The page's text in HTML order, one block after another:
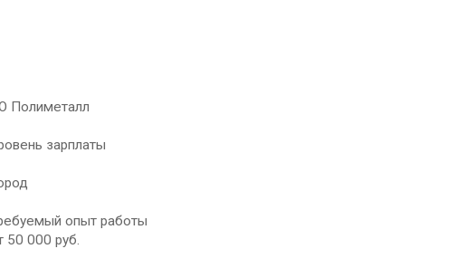
Полиметалл
зарплаты
опыт работы
50 000 руб.